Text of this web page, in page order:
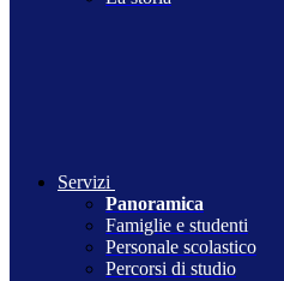
Servizi
Panoramica
Famiglie e studenti
Personale scolastico
Percorsi di studio